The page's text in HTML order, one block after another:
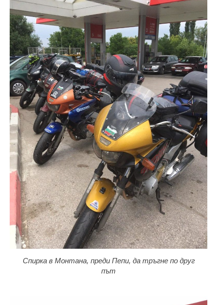
Спирка в Монтана, преди Пепи, да тръгне по друг
път